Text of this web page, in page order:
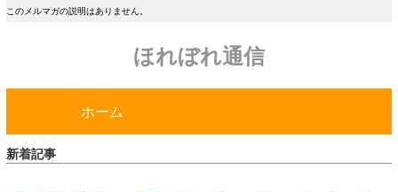
このメルマガの説明はありません。
ほれぼれ通信
ホーム
新着記事